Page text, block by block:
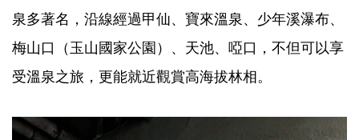
泉多著名，沿線經過甲仙、寶來溫泉、少年溪瀑布、
梅山口（玉山國家公園）、天池、啞口，不但可以享
受溫泉之旅，更能就近觀賞高海拔林相。